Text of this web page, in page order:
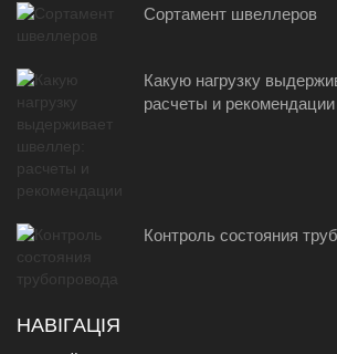
Сортамент швеллеров
Какую нагрузку
расчеты и рекомендации
Контроль состояния
НАВІГАЦІЯ